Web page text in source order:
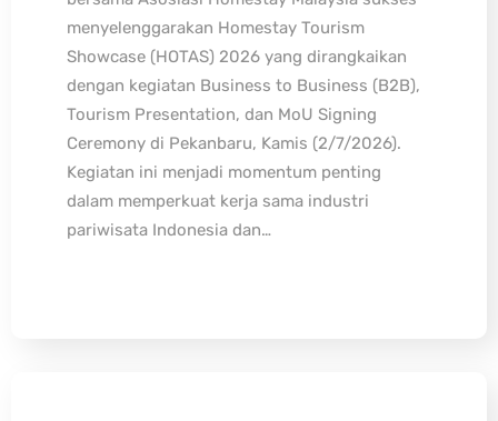
menyelenggarakan Homestay Tourism
Showcase (HOTAS) 2026 yang dirangkaikan
dengan kegiatan Business to Business (B2B),
Tourism Presentation, dan MoU Signing
Ceremony di Pekanbaru, Kamis (2/7/2026).
Kegiatan ini menjadi momentum penting
dalam memperkuat kerja sama industri
pariwisata Indonesia dan…